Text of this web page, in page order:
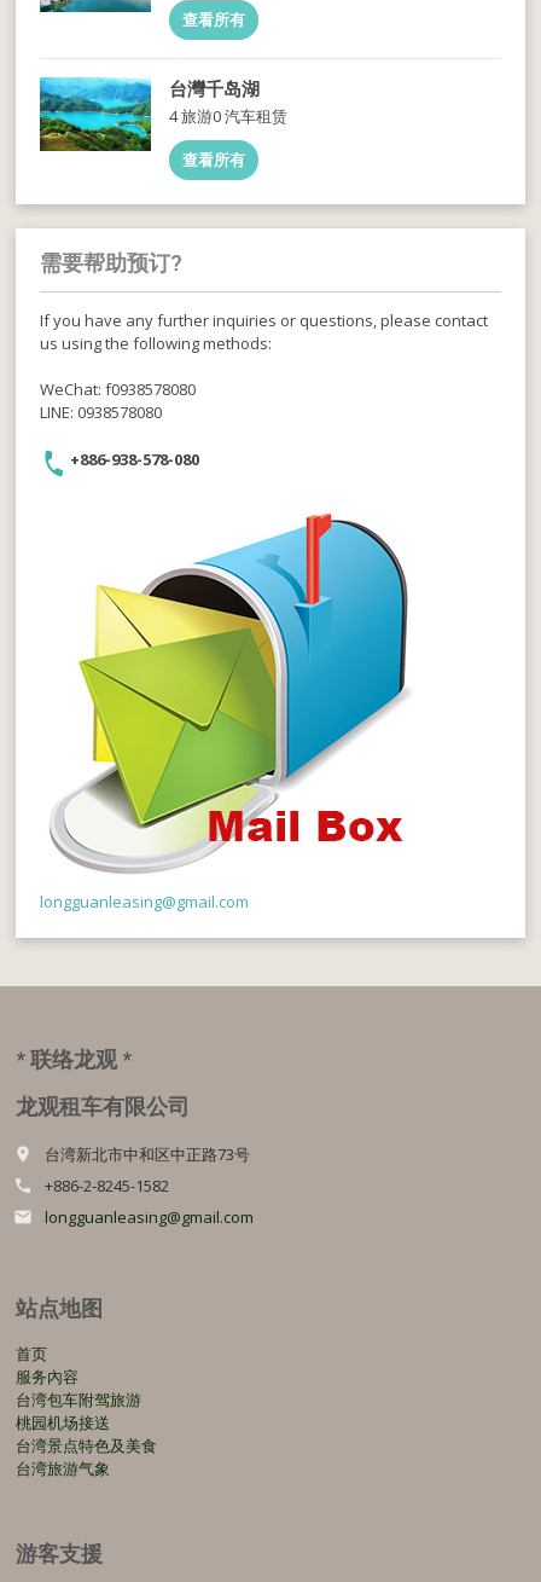
查看所有
台灣千岛湖
4 旅游0 汽车租赁
查看所有
需要帮助预订?
If you have any further inquiries or questions, please contact
us using the following methods:
WeChat: f0938578080
LINE: 0938578080
+886-938-578-080
longguanleasing@gmail.com
* 联络龙观 *
龙观租车有限公司
place 台湾新北市中和区中正路73号
call +886-2-8245-1582
email longguanleasing@gmail.com
站点地图
首页
服务內容
台湾包车附驾旅游
桃园机场接送
台湾景点特色及美食
台湾旅游气象
游客支援